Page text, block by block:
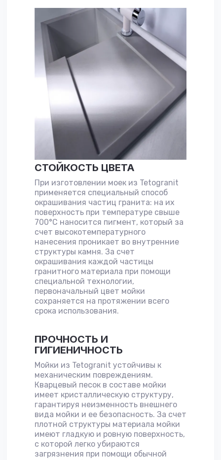
СТОЙКОСТЬ ЦВЕТА
При изготовлении моек из Tetogranit
применяется специальный способ
окрашивания частиц гранита: на их
поверхность при температуре свыше
700°С наносится пигмент, который за
счет высокотемпературного
нанесения проникает во внутренние
структуры камня. За счет
окрашивания каждой частицы
гранитного материала при помощи
специальной технологии,
первоначальный цвет мойки
сохраняется на протяжении всего
срока использования.
ПРОЧНОСТЬ И
ГИГИЕНИЧНОСТЬ
Мойки из Tetogranit устойчивы к
механическим повреждениям.
Кварцевый песок в составе мойки
имеет кристаллическую структуру,
гарантируя неизменность внешнего
вида мойки и ее безопасность. За счет
плотной структуры материала мойки
имеют гладкую и ровную поверхность,
с которой легко убираются
загрязнения при помощи обычной